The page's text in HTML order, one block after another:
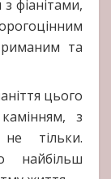
фіанітами,
та
цього
з
тільки.
найбільш